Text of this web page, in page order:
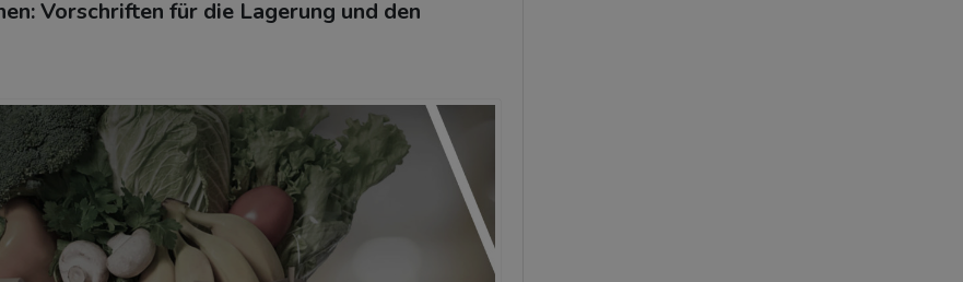
Vorschriften für die Lagerung und den